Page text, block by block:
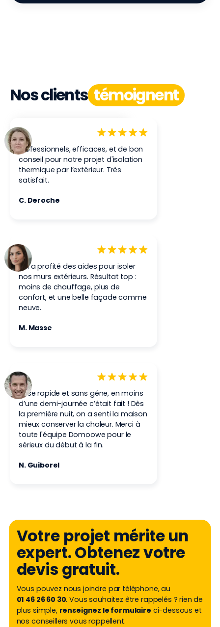
Nos clients témoignent
4.9 + 165 avis
Professionnels, efficaces, et de bon
conseil pour notre projet d'isolation
thermique par l’extérieur. Très
satisfait.
C. Deroche
On a profité des aides pour isoler
nos murs extérieurs. Résultat top :
moins de chauffage, plus de
confort, et une belle façade comme
neuve.
M. Masse
Pose rapide et sans gêne, en moins
d’une demi-journée c’était fait ! Dès
la première nuit, on a senti la maison
mieux conserver la chaleur. Merci à
toute l'équipe Domoowe pour le
sérieux du début à la fin.
N. Guiborel
Votre projet mérite un
expert. Obtenez votre
devis gratuit.
Vous pouvez nous joindre par téléphone, au
01 46 26 60 30. Vous souhaitez être rappelés ? rien de
plus simple, renseignez le formulaire ci-dessous et
nos conseillers vous rappellent.